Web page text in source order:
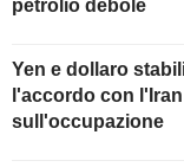
petrolio debole
Yen e dollaro
l'accordo con
sull'occupazione